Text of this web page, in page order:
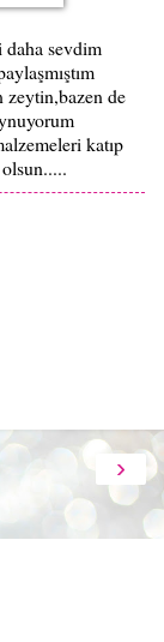
daha sevdim
zeytin,bazen de
katıp
›